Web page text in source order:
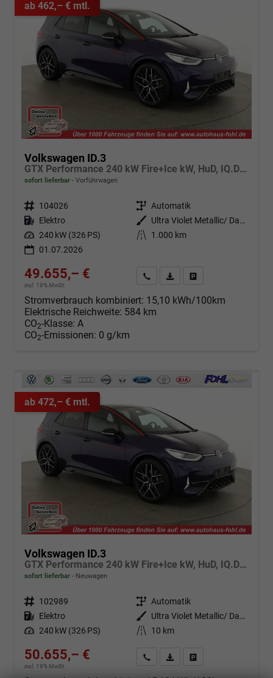
ab 462,– € mtl.
Volkswagen ID.3
GTX Performance 240 kW Fire+Ice kW, HuD, IQ.Drive, IQ.Light, H&K, Wärmepumpe, 20-Zoll, 4 J.-Garantie
sofort lieferbar Vorführwagen
Fahrzeugnr. 104026 Getriebe Automatik
Kraftstoff Elektro Außenfarbe
Ultra Violet Metallic/ Dach Schwarz
Leistung 240 kW (326 PS) Kilometerstand
1.000 km
01.07.2026
49.655,– €
incl. 19% MwSt.
Angebot anfordern
Fahrzeugexpose (PDF)
Stromverbrauch kombiniert: 15,10 kWh/100km
Elektrische Reichweite: 584 km
CO2-Klasse: A
CO2-Emissionen: 0 g/km
ab 472,– € mtl.
Volkswagen ID.3
GTX Performance 240 kW Fire+Ice kW, HuD, IQ.Drive, IQ.Light, H&K, Wärmepumpe, 20-Zoll, 3 J.-Garantie
sofort lieferbar Neuwagen
Fahrzeugnr. 102989 Getriebe Automatik
Kraftstoff Elektro Außenfarbe
Ultra Violet Metallic/ Dach Schwarz
Leistung 240 kW (326 PS) Kilometerstand 10 km
50.655,– €
incl. 19% MwSt.
Angebot anfordern
Fahrzeugexpose (PDF)